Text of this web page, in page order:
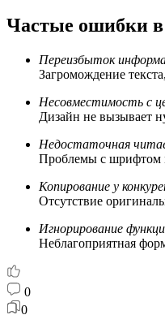
Частые ошибки в
Переизбыток
Загромождение
Несовместимость с
Дизайн не вызывает
Недостаточная
Проблемы с шрифтом
Копирование у
Отсутствие
Игнорирование
Неблагоприятная
0
0